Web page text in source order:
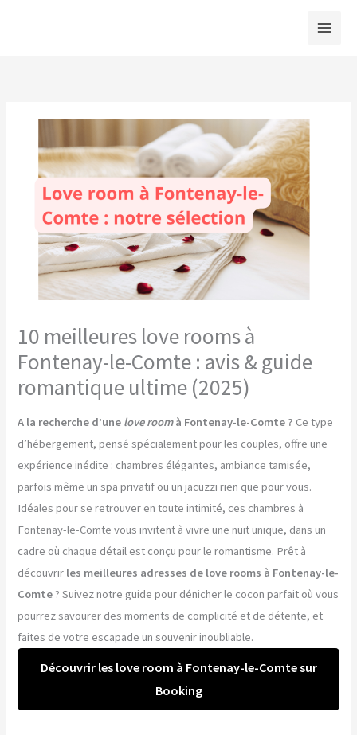
10 meilleures love rooms à
Fontenay-le-Comte : avis & guide
romantique ultime (2025)
A la recherche d’une love roomà Fontenay-le-Comte ? Ce type
d’hébergement, pensé spécialement pour les couples, offre une
expérience inédite : chambres élégantes, ambiance tamisée,
parfois même un spa privatif ou un jacuzzi rien que pour vous.
Idéales pour se retrouver en toute intimité, ces chambres à
Fontenay-le-Comte vous invitent à vivre une nuit unique, dans un
cadre où chaque détail est conçu pour le romantisme. Prêt à
découvrir les meilleures adresses de love rooms à Fontenay-le-
Comte? Suivez notre guide pour dénicher le cocon parfait où vous
pourrez savourer des moments de complicité et de détente, et
faites de votre escapade un souvenir inoubliable.
Découvrir les love room à Fontenay-le-Comte sur
Booking